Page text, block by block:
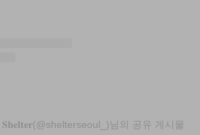
𝐒𝐡𝐞𝐥𝐭𝐞𝐫(@shelterseoul_)님의 공유 게시물